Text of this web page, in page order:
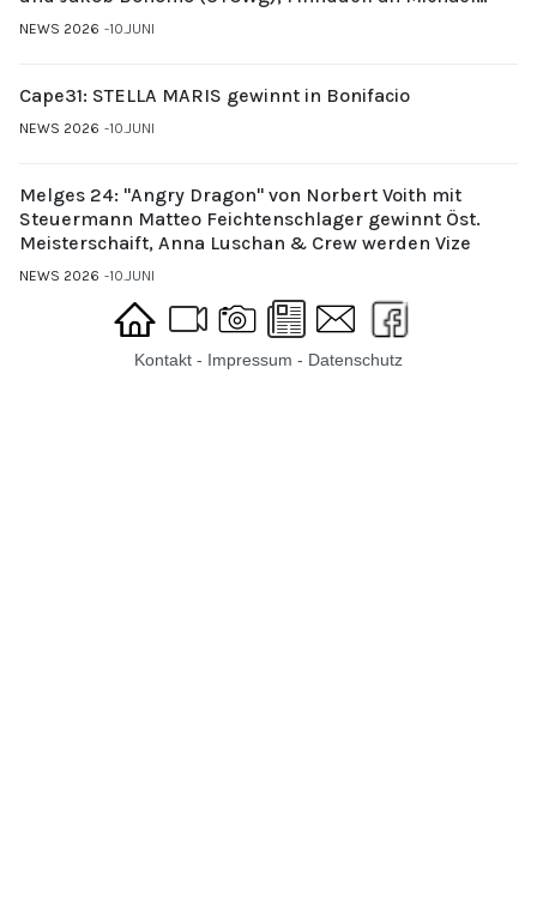
Gubi (UYCMo)
NEWS 2026 10.JUNI
Cape31: STELLA MARIS gewinnt in Bonifacio
NEWS 2026 10.JUNI
Melges 24: "Angry Dragon" von Norbert Voith mit
Steuermann Matteo Feichtenschlager gewinnt Öst.
Meisterschaift, Anna Luschan & Crew werden Vize
NEWS 2026 10.JUNI
Kontakt - Impressum - Datenschutz